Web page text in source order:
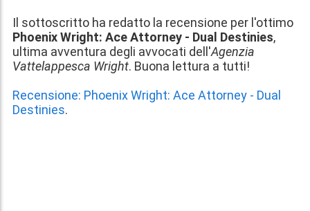
Il sottoscritto ha redatto la recensione per l'ottimo
Phoenix Wright: Ace Attorney - Dual Destinies,
ultima avventura degli avvocati dell'Agenzia
Vattelappesca Wright. Buona lettura a tutti!
Recensione: Phoenix Wright: Ace Attorney - Dual
Destinies.